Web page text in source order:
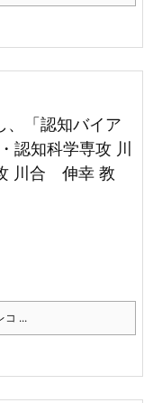
、「認知バイア
認知科学専攻 川
川合 伸幸 教
コ ...